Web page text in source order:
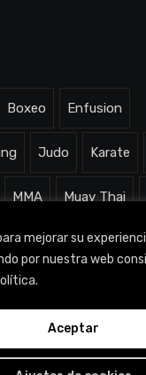
mejorar su
por nuestra web
Aceptar
Boxeo Enfusion
Judo Karate
MMA Muay Thai
Slam Arena
© 2023 |Aviso legal